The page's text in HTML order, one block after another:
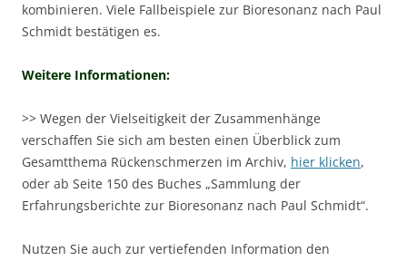
kombinieren. Viele Fallbeispiele zur Bioresonanz nach Paul
Schmidt bestätigen es.
Weitere Informationen:
>> Wegen der Vielseitigkeit der Zusammenhänge
verschaffen Sie sich am besten einen Überblick zum
Gesamtthema Rückenschmerzen im Archiv, hier klicken,
oder ab Seite 150 des Buches „Sammlung der
Erfahrungsberichte zur Bioresonanz nach Paul Schmidt“.
Nutzen Sie auch zur vertiefenden Information den